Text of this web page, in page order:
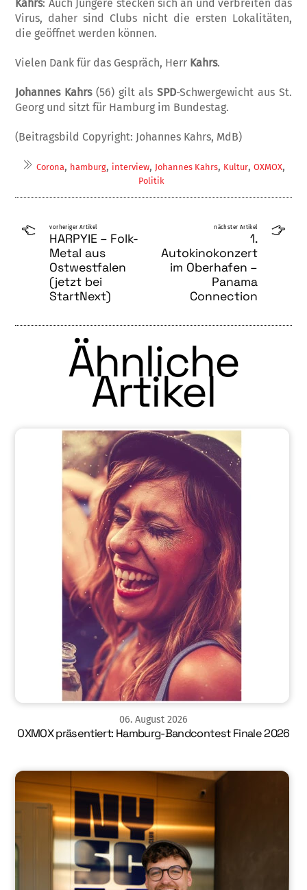
Kahrs: Auch Jüngere stecken sich an und verbreiten das
Virus, daher sind Clubs nicht die ersten Lokalitäten,
die geöffnet werden können.
Vielen Dank für das Gespräch, Herr Kahrs.
Johannes Kahrs(56) gilt alsSPD-Schwergewicht aus St.
Georg und sitzt für Hamburg im Bundestag.
(Beitragsbild Copyright: Johannes Kahrs, MdB)
Corona, hamburg, interview, Johannes Kahrs, Kultur, OXMOX,
Politik
vorheriger Artikel
HARPYIE – Folk-
Metal aus
Ostwestfalen
(jetzt bei
StartNext)
nächster Artikel
1.
Autokinokonzert
im Oberhafen –
Panama
Connection
Ähnliche
Artikel
06. August 2026
OXMOX präsentiert: Hamburg-Bandcontest Finale 2026